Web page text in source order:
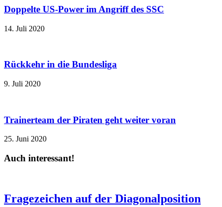
Doppelte US-Power im Angriff des SSC
14. Juli 2020
Rückkehr in die Bundesliga
9. Juli 2020
Trainerteam der Piraten geht weiter voran
25. Juni 2020
Auch interessant!
Fragezeichen auf der Diagonalposition